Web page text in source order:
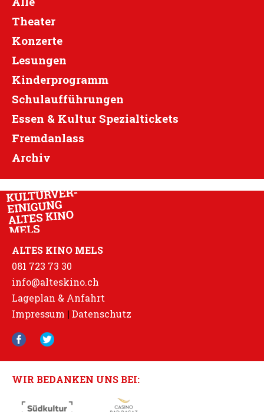
Theater
Konzerte
Lesungen
Kinderprogramm
Schulaufführungen
Essen & Kultur Spezialtickets
Fremdanlass
Archiv
ALTES KINO MELS
081 723 73 30
info@alteskino.ch
Lageplan & Anfahrt
Impressum | Datenschutz
WIR BEDANKEN UNS BEI: